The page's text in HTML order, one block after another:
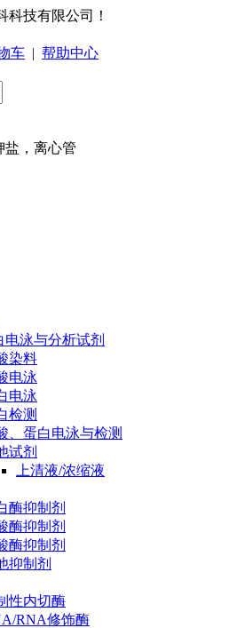
科技有限公司！
车 | 帮助中心
盐，离心管
电泳与分析试剂
染料
电泳
电泳
检测
、蛋白电泳与检测
试剂
上清液/浓缩液
酶抑制剂
酶抑制剂
酶抑制剂
抑制剂
性内切酶
RNA修饰酶